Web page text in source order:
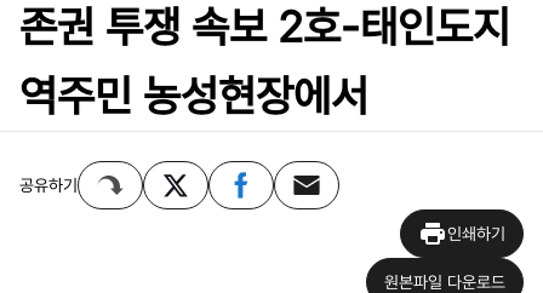
존권 투쟁 속보 2호-태인도지
역주민 농성현장에서
공유하기
인쇄하기
원본파일 다운로드